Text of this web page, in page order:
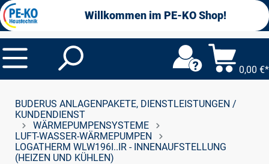
springen Willkommen im PE-KO Shop!
0,00 €*
BUDERUS ANLAGENPAKETE, DIENSTLEISTUNGEN /
KUNDENDIENST
WÄRMEPUMPENSYSTEME
LUFT-WASSER-WÄRMEPUMPEN
LOGATHERM WLW196I..IR - INNENAUFSTELLUNG
(HEIZEN UND KÜHLEN)